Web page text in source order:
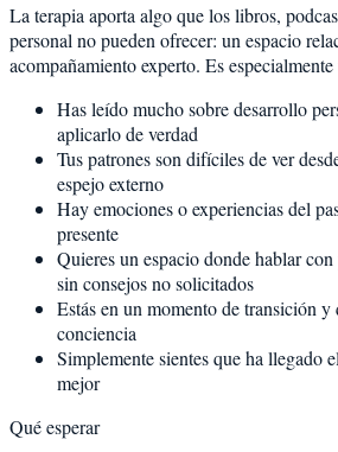
La terapia aporta algo que los libros,
personal no pueden ofrecer: un espacio
acompañamiento experto. Es
Has leído mucho sobre desarrollo
aplicarlo de verdad
Tus patrones son difíciles de ver
espejo externo
Hay emociones o experiencias del
presente
Quieres un espacio donde hablar
sin consejos no solicitados
Estás en un momento de transición
conciencia
Simplemente sientes que ha llegado
mejor
Qué esperar